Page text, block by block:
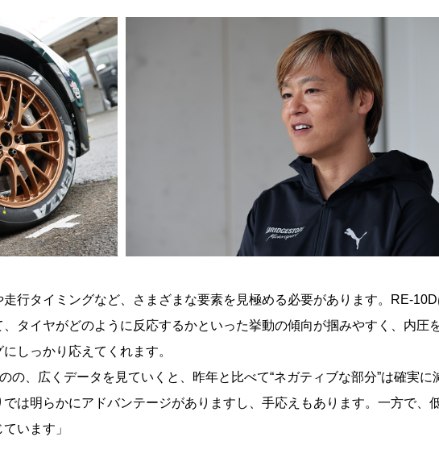
走行タイミングなど、さまざまな要素を見極める必要があります。RE-
タイヤがどのように反応するかといった挙動の傾向が掴みやすく、内圧
しっかり応えてくれます。
の、広くデータを見ていくと、昨年と比べて“ネガティブな部分”は確実に
は明らかにアドバンテージがありますし、手応えもあります。一方で、
います」